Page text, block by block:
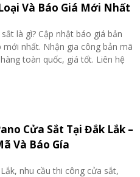
Và Báo Giá Mới Nhất
là gì? Cập nhật báo giá bản
mới nhất. Nhận gia công bản mã
toàn quốc, giá tốt. Liên hệ
Cửa Sắt Tại Đắk Lắk –
Và Báo Gía
nhu cầu thi công cửa sắt,